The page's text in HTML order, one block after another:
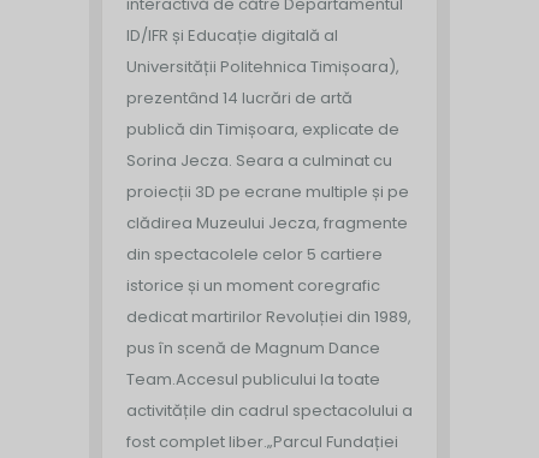
interactivă de către Departamentul
ID/IFR și Educație digitală al
Universității Politehnica Timișoara),
prezentând 14 lucrări de artă
publică din Timișoara, explicate de
Sorina Jecza. Seara a culminat cu
proiecții 3D pe ecrane multiple și pe
clădirea Muzeului Jecza, fragmente
din spectacolele celor 5 cartiere
istorice și un moment coregrafic
dedicat martirilor Revoluției din 1989,
pus în scenă de Magnum Dance
Team.Accesul publicului la toate
activitățile din cadrul spectacolului a
fost complet liber.„Parcul Fundației